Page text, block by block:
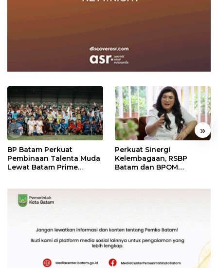
« »
BP Batam Perkuat
Pembinaan Talenta Muda
Lewat Batam Prime
Perkuat Sinergi
Kelembagaan, RSBP
Batam dan BPOM